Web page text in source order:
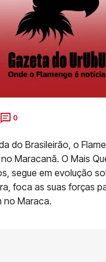
0
do Brasileirão, o
Maracanã. O Mais
segue em evolução
foca as suas forças
no Maraca.